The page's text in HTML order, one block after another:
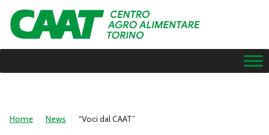
Home News “Voci dal CAAT”